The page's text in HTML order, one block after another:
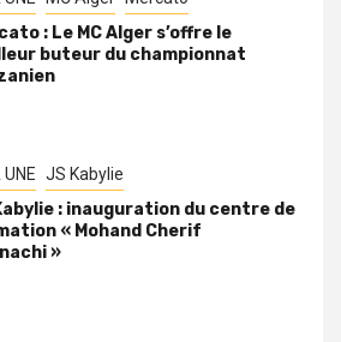
: Le MC Alger s’offre le
buteur du championnat
JS Kabylie
: inauguration du centre de
« Mohand Cherif
»